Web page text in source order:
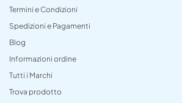
Termini e Condizioni
Spedizioni e Pagamenti
Blog
Informazioni ordine
Tutti i Marchi
Trova prodotto